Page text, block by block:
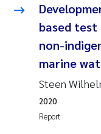
Wenche
Pierre
Louise
Maeve
based
non-
marine
Steen
Report
2020